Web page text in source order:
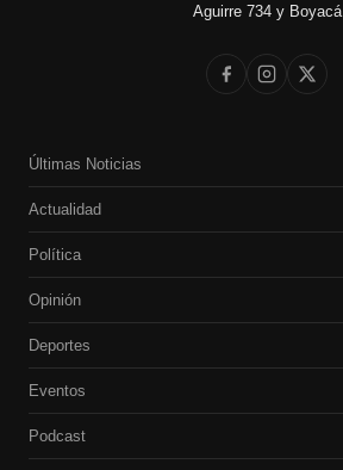
Aguirre 734 y Boyacá
Últimas Noticias
Actualidad
Política
Opinión
Deportes
Eventos
Podcast